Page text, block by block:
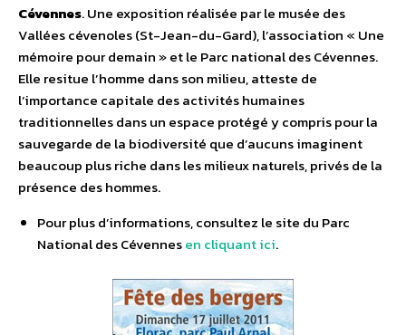
Cévennes. Une exposition réalisée par le musée des
Vallées cévenoles (St-Jean-du-Gard), l’association « Une
mémoire pour demain » et le Parc national des Cévennes.
Elle resitue l’homme dans son milieu, atteste de
l’importance capitale des activités humaines
traditionnelles dans un espace protégé y compris pour la
sauvegarde de la biodiversité que d’aucuns imaginent
beaucoup plus riche dans les milieux naturels, privés de la
présence des hommes.
Pour plus d’informations, consultez le site du Parc
National des Cévennesen cliquant ici.